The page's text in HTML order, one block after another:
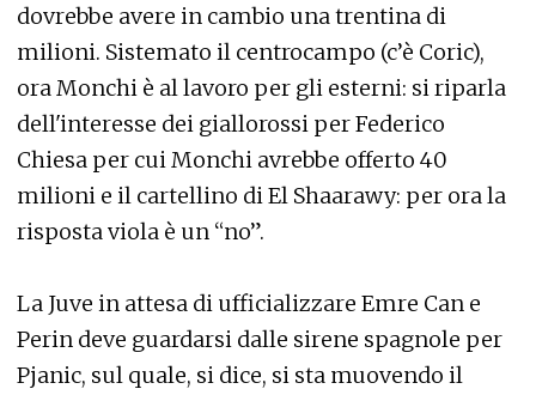
dovrebbe avere in cambio una trentina di
milioni. Sistemato il centrocampo (c’è Coric),
ora Monchi è al lavoro per gli esterni: si riparla
dell'interesse dei giallorossi per Federico
Chiesa per cui Monchi avrebbe offerto 40
milioni e il cartellino di El Shaarawy: per ora la
risposta viola è un “no”.
La Juve in attesa di ufficializzare Emre Can e
Perin deve guardarsi dalle sirene spagnole per
Pjanic, sul quale, si dice, si sta muovendo il